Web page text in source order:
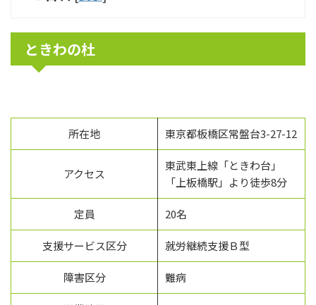
ときわの杜
所在地 東京都板橋区常盤台3-27-12
アクセス
東武東上線「ときわ台」
「上板橋駅」より徒歩8分
定員 20名
支援サービス区分 就労継続支援Ｂ型
障害区分 難病